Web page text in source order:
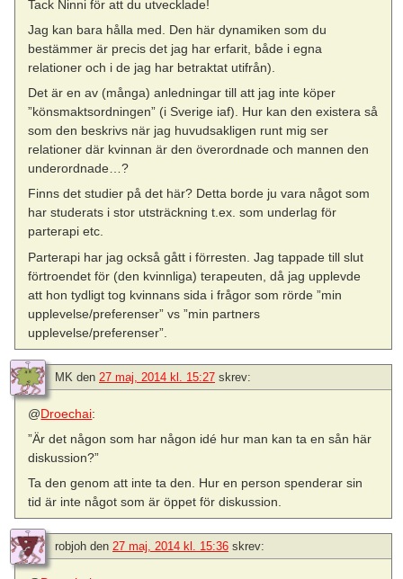
Tack Ninni för att du utvecklade!
Jag kan bara hålla med. Den här dynamiken som du
bestämmer är precis det jag har erfarit, både i egna
relationer och i de jag har betraktat utifrån).
Det är en av (många) anledningar till att jag inte köper
”könsmaktsordningen” (i Sverige iaf). Hur kan den existera så
som den beskrivs när jag huvudsakligen runt mig ser
relationer där kvinnan är den överordnade och mannen den
underordnade…?
Finns det studier på det här? Detta borde ju vara något som
har studerats i stor utsträckning t.ex. som underlag för
parterapi etc.
Parterapi har jag också gått i förresten. Jag tappade till slut
förtroendet för (den kvinnliga) terapeuten, då jag upplevde
att hon tydligt tog kvinnans sida i frågor som rörde ”min
upplevelse/preferenser” vs ”min partners
upplevelse/preferenser”.
MK den 27 maj, 2014 kl. 15:27 skrev:
@Droechai:
”Är det någon som har någon idé hur man kan ta en sån här
diskussion?”
Ta den genom att inte ta den. Hur en person spenderar sin
tid är inte något som är öppet för diskussion.
robjoh den 27 maj, 2014 kl. 15:36 skrev: